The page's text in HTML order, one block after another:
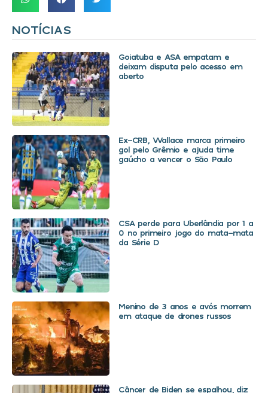
NOTÍCIAS
Goiatuba e ASA empatam e
deixam disputa pelo acesso em
aberto
Ex-CRB, Wallace marca primeiro
gol pelo Grêmio e ajuda time
gaúcho a vencer o São Paulo
CSA perde para Uberlândia por 1 a
0 no primeiro jogo do mata-mata
da Série D
Menino de 3 anos e avós morrem
em ataque de drones russos
Câncer de Biden se espalhou, diz